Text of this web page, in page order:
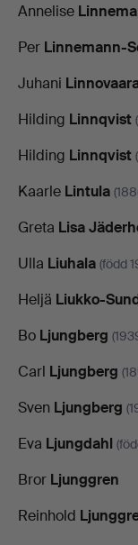
Annelise
Per Linnemann-
Juhani
Hilding Linnqvist
Hilding Linnqvist
Kaarle Lintula
Greta Lisa
Ulla Liuhala (född
Heljä Liukko-
Bo Ljungberg
Carl Ljungberg
Sven Ljungberg
Eva Ljungdahl
Bror Ljunggren
Reinhold